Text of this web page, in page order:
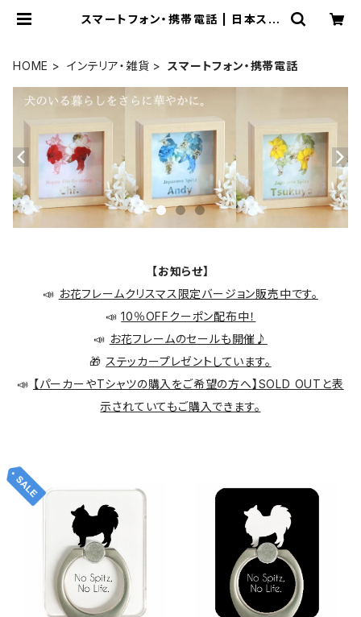
スマートフォン・携帯電話 | 日本スピ
HOME インテリア・雑貨 スマートフォン・携帯電話
【お知らせ】
📣 お花フレームクリスマス限定バージョン販売中です。
📣10％OFFクーポン配布中！
📣 お花フレームのセールも開催♪
🎁 ステッカープレゼントしています。
📣 【パーカーやTシャツの購入をご希望の方へ】SOLD OUTと表
示されていてもご購入できます。